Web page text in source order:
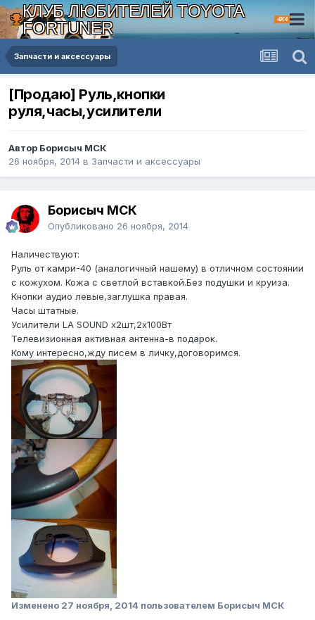
КЛУБ ЛЮБИТЕЛЕЙ TOYOTA
FORTUNER
4X4
Запчасти и аксессуары
[Продаю] Руль,кнопки
руля,часы,усилители
Автор Борисыч МСК
26 ноября, 2014 в Запчасти и аксессуары
Борисыч МСК
Опубликовано 26 ноября, 2014
Наличествуют:
Руль от камри-40 (аналогичный нашему) в отличном состоянии
с кожухом. Кожа с светлой вставкой.Без подушки и круиза.
Кнопки аудио левые,заглушка правая.
Часы штатные.
Усилители LA SOUND х2шт,2х100Вт
Телевизионная активная антенна-в подарок.
Кому интересно,жду писем в личку,договоримся.
Изменено 27 ноября, 2014 пользователем Борисыч МСК